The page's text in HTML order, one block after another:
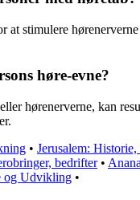
at stimulere
høre-evne?
hørenerverne, kan
• Jerusalem:
bedrifter•
og Udvikling •